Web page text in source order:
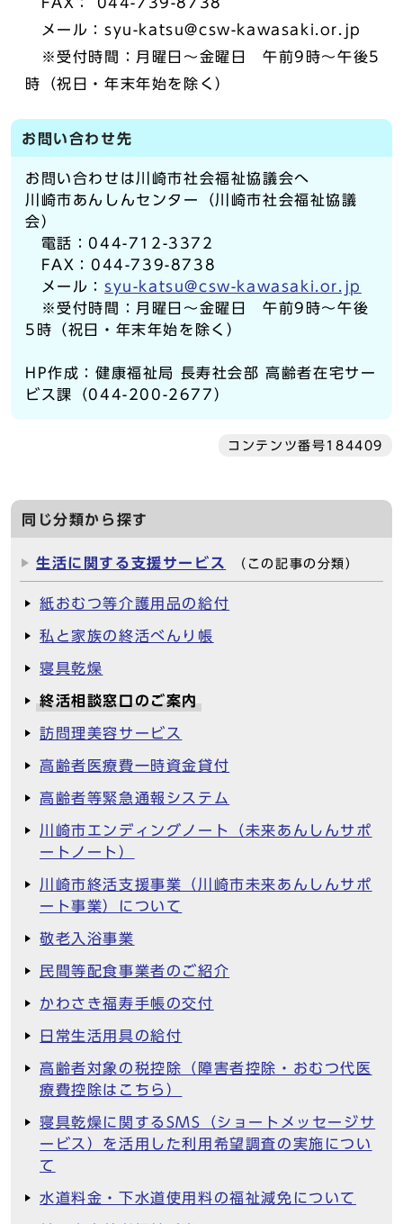
FAX： 044-739-8738
メール：syu-katsu@csw-kawasaki.or.jp
※受付時間：月曜日～金曜日 午前9時～午後5
時（祝日・年末年始を除く）
お問い合わせ先
お問い合わせは川崎市社会福祉協議会へ
川崎市あんしんセンター（川崎市社会福祉協議
会）
電話：044-712-3372
FAX：044-739-8738
メール： syu-katsu@csw-kawasaki.or.jp
※受付時間：月曜日～金曜日 午前9時～午後
5時（祝日・年末年始を除く）
HP作成：健康福祉局 長寿社会部 高齢者在宅サー
ビス課（044-200-2677）
コンテンツ番号184409
同じ分類から探す
生活に関する支援サービス （この記事の分類）
紙おむつ等介護用品の給付
私と家族の終活べんり帳
寝具乾燥
終活相談窓口のご案内
訪問理美容サービス
高齢者医療費一時資金貸付
高齢者等緊急通報システム
川崎市エンディングノート（未来あんしんサポ
ートノート）
川崎市終活支援事業（川崎市未来あんしんサポ
ート事業）について
敬老入浴事業
民間等配食事業者のご紹介
かわさき福寿手帳の交付
日常生活用具の給付
高齢者対象の税控除（障害者控除・おむつ代医
療費控除はこちら）
寝具乾燥に関するSMS（ショートメッセージサ
ービス）を活用した利用希望調査の実施につい
て
水道料金・下水道使用料の福祉減免について